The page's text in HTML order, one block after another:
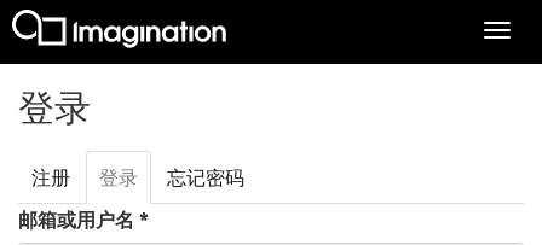
登录
主标签
注册 登录 （活
动标
忘记密码
邮箱或用户名 *